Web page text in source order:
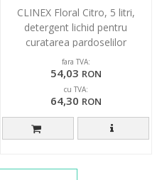
CLINEX Floral Citro, 5 litri,
detergent lichid pentru
curatarea pardoselilor
fara TVA:
54,03 RON
cu TVA:
64,30 RON